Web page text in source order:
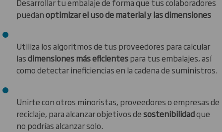
Desarrollar tu embalaje de forma que tus colaboradores
puedanoptimizar el uso de material y las dimensiones
Utiliza los algoritmos de tus proveedores para calcular
lasdimensiones más eficientespara tus embalajes, así
como detectar ineficiencias en la cadena de suministros.
Unirte con otros minoristas, proveedores o empresas de
reciclaje, para alcanzar objetivos desostenibilidadque
no podrías alcanzar solo.